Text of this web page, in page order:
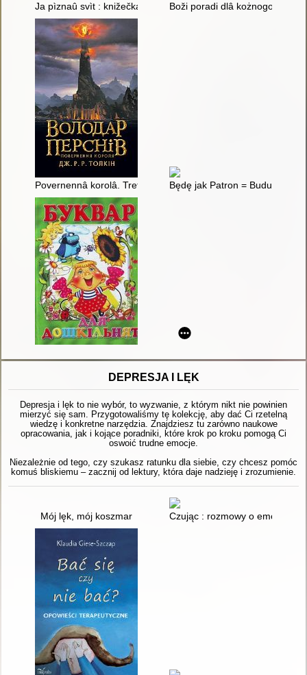
Ja pìznaû svìt : knižečka-viručaločkaBoži poradi dlâ kożnogo :
Povernennâ korolâ. Tretâ častina trilogìïBędę jak Patron = Budu âk
DEPRESJA I LĘK
Depresja i lęk to nie wybór, to wyzwanie, z którym nikt nie powinien
mierzyć się sam. Przygotowaliśmy tę kolekcję, aby dać Ci rzetelną
wiedzę i konkretne narzędzia. Znajdziesz tu zarówno naukowe
opracowania, jak i kojące poradniki, które krok po kroku pomogą Ci
oswoić trudne emocje.
Niezależnie od tego, czy szukasz ratunku dla siebie, czy chcesz pomóc
komuś bliskiemu – zacznij od lektury, która daje nadzieję i zrozumienie.
Mój lęk, mój koszmar Czując : rozmowy o emocjach